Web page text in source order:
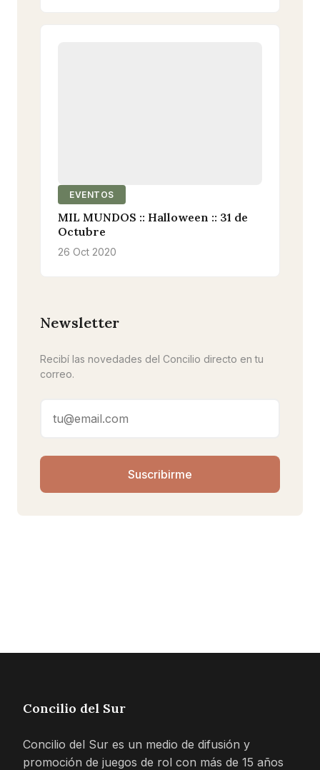
EVENTOS
MIL MUNDOS :: Halloween :: 31 de
Octubre
26 Oct 2020
Newsletter
Recibí las novedades del Concilio directo en tu
correo.
Suscribirme
Concilio del Sur
Concilio del Sur es un medio de difusión y
promoción de juegos de rol con más de 15 años